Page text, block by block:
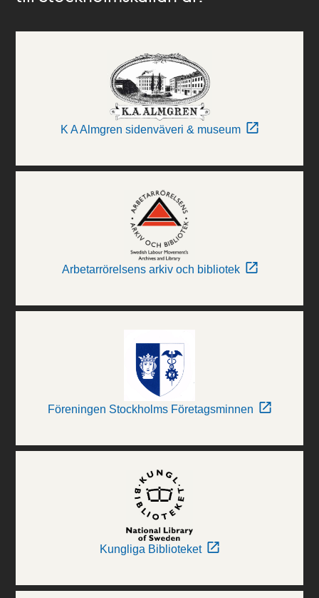
K A Almgren sidenväveri & museum
Arbetarrörelsens arkiv och bibliotek
Föreningen Stockholms Företagsminnen
Kungliga Biblioteket